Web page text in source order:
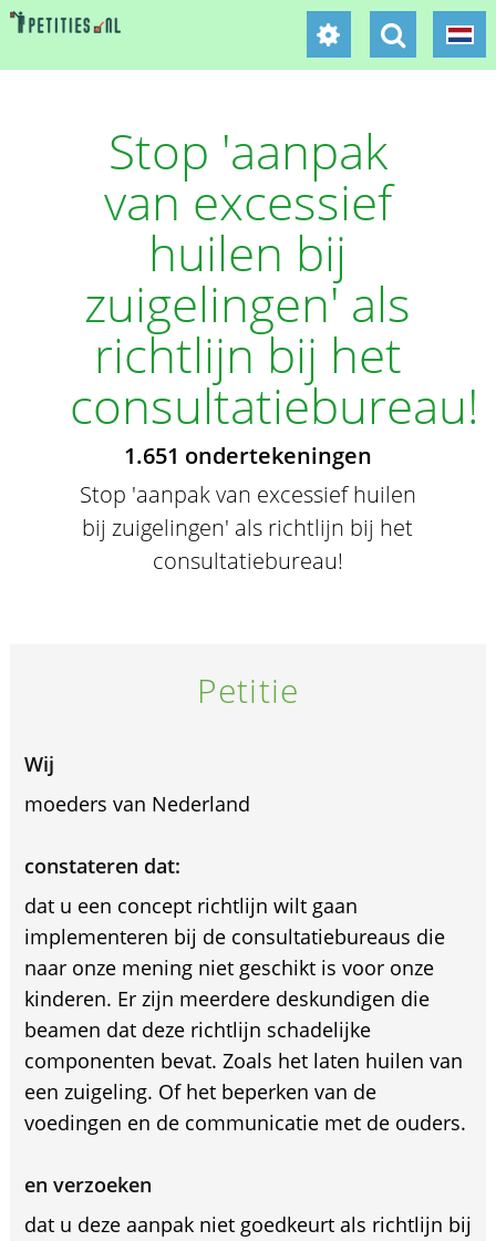
Stop 'aanpak
van excessief
huilen bij
zuigelingen' als
richtlijn bij het
consultatiebureau!
1.651 ondertekeningen
Stop 'aanpak van excessief huilen
bij zuigelingen' als richtlijn bij het
consultatiebureau!
Petitie
Wij
moeders van Nederland
constateren dat:
dat u een concept richtlijn wilt gaan
implementeren bij de consultatiebureaus die
naar onze mening niet geschikt is voor onze
kinderen. Er zijn meerdere deskundigen die
beamen dat deze richtlijn schadelijke
componenten bevat. Zoals het laten huilen van
een zuigeling. Of het beperken van de
voedingen en de communicatie met de ouders.
en verzoeken
dat u deze aanpak niet goedkeurt als richtlijn bij